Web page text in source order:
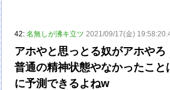
42:名無しが沸キ立ツ 2021/09/17(金)
アホやと思っとる奴がアホやろ
普通の精神状態やなかったこと
に予測できるよねw